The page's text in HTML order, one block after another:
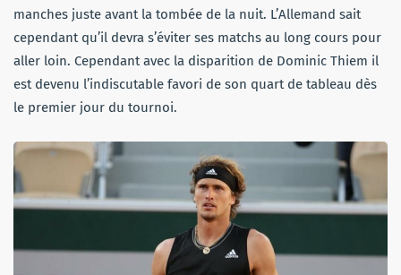
manches juste avant la tombée de la nuit. L’Allemand sait
cependant qu’il devra s’éviter ses matchs au long cours pour
aller loin. Cependant avec la disparition de Dominic Thiem il
est devenu l’indiscutable favori de son quart de tableau dès
le premier jour du tournoi.